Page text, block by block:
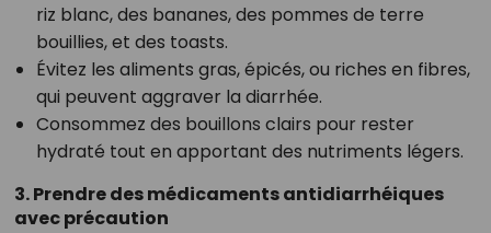
riz blanc, des bananes, des pommes de terre
bouillies, et des toasts.
Évitez les aliments gras, épicés, ou riches en fibres,
qui peuvent aggraver la diarrhée.
Consommez des bouillons clairs pour rester
hydraté tout en apportant des nutriments légers.
3. Prendre des médicaments antidiarrhéiques
avec précaution